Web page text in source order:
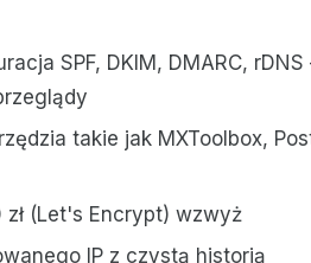
SPF, DKIM, DMARC,
takie jak MXToolbox,
(Let's Encrypt) wzwyż
IP z czystą historią